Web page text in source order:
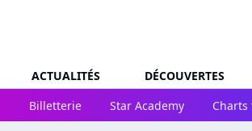
ACTUALITÉS DÉCOUVERTES
Billetterie
Star Academy Charts